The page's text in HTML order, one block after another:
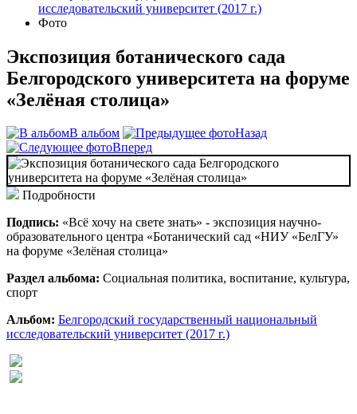
исследовательский университет (2017 г.)
Фото
Экспозиция ботанического сада
Белгородского университета на форуме
«Зелёная столица»
В альбом
Назад
Вперед
Подробности
Подпись: «Всё хочу на свете знать» - экспозиция научно-
образовательного центра «Ботанический сад «НИУ «БелГУ»
на форуме «Зелёная столица»
Раздел альбома: Социальная политика, воспитание, культура,
спорт
Альбом: Белгородский государственный национальный
исследовательский университет (2017 г.)